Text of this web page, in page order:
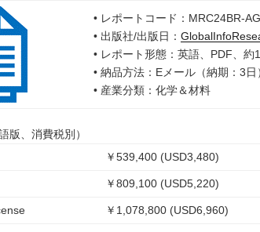
• レポートコード：MRC24BR-
• 出版社/出版日：
• レポート形態：英語、PDF、約
• 納品方法：Eメール（納期：3日
• 産業分類：化学＆材料
版、消費税別）
￥539,400 (USD3,480)
￥809,100 (USD5,220)
￥1,078,800 (USD6,960)